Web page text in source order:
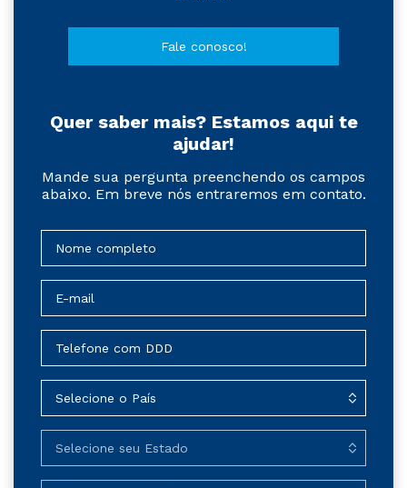
Fale conosco!
Quer saber mais? Estamos aqui te
ajudar!
Mande sua pergunta preenchendo os campos
abaixo. Em breve nós entraremos em contato.